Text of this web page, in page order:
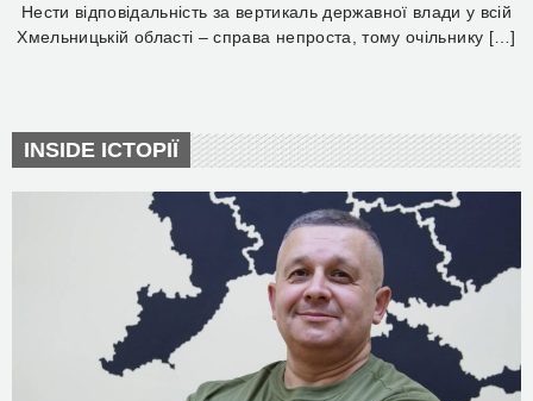
Нести відповідальність за вертикаль державної влади у всій
Хмельницькій області – справа непроста, тому очільнику […]
INSIDE ІСТОРІЇ